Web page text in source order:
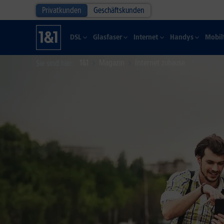
Privatkunden Geschäftskunden
DSL Glasfaser Internet Handys